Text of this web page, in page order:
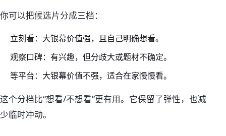
你可以把候选片分成三档：
立刻看：大银幕价值强，且自己明确想看。
观察口碑：有兴趣，但分歧大或题材不确定。
等平台：大银幕价值不强，适合在家慢慢看。
这个分档比“想看/不想看”更有用。它保留了弹性，也减
少临时冲动。